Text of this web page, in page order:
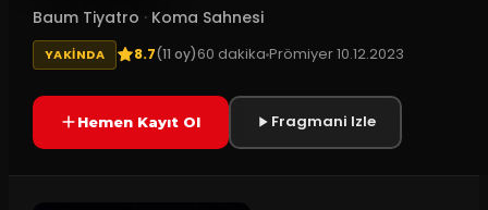
Baum Tiyatro · Koma Sahnesi
YAKINDA 8.7(11 oy)60 dakikaPrömiyer10.12.2023
Hemen Kayıt Ol Fragmani Izle